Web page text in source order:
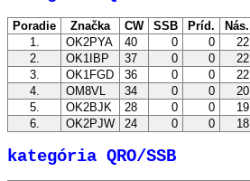
Poradie Značka CW SSB Príd. Nás.
1.
OK2PYA 40 0 0 22
2.
OK1IBP 37 0 0 22
3.
OK1FGD 36 0 0 22
4.
OM8VL 34 0 0 20
5.
OK2BJK 28 0 0 19
6.
OK2PJW 24 0 0 18
kategória QRO/SSB